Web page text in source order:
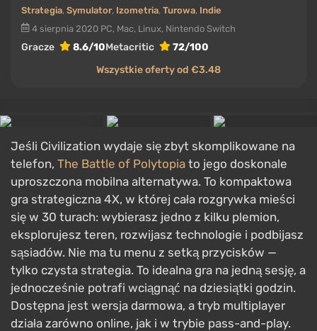
Strategia, Symulator, Izometria, Turowa, Indie
4 sierpnia 2020 PC, Mac, Linux, Nintendo Switch
Gracze 8.6/10Metacritic
72/100
Wszystkie oferty od €3.48
Jeśli Civilization wydaje się zbyt skomplikowane na
telefon, The Battle of Polytopia to jego doskonale
uproszczona mobilna alternatywa. To kompaktowa
gra strategiczna 4X, w której cała rozgrywka mieści
się w 30 turach: wybierasz jedno z kilku plemion,
eksplorujesz teren, rozwijasz technologie i podbijasz
sąsiadów. Nie ma tu menu z setką przycisków —
tylko czysta strategia. To idealna gra na jedną sesję, a
jednocześnie potrafi wciągnąć na dziesiątki godzin.
Dostępna jest wersja darmowa, a tryb multiplayer
działa zarówno online, jak i w trybie pass-and-play.